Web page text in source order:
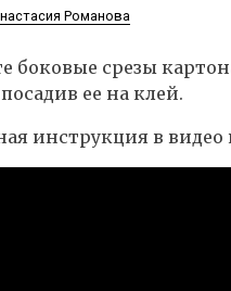
Романова
боковые срезы
ее на клей.
инструкция в видео